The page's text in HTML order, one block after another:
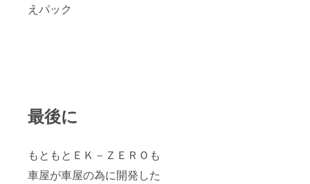
えパック
最後に
もともとＥＫ－ＺＥＲＯも
車屋が車屋の為に開発した